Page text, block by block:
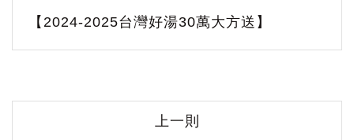
【2024-2025台灣好湯30萬大方送】
上一則